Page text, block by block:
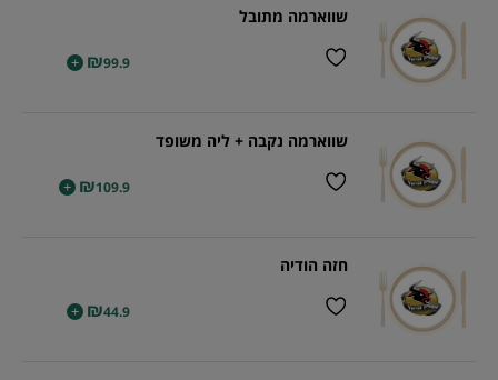
שווארמה מתובל
₪99.9
+
שווארמה נקבה + ליה משופד
₪109.9
+
חזה הודיה
₪44.9
+